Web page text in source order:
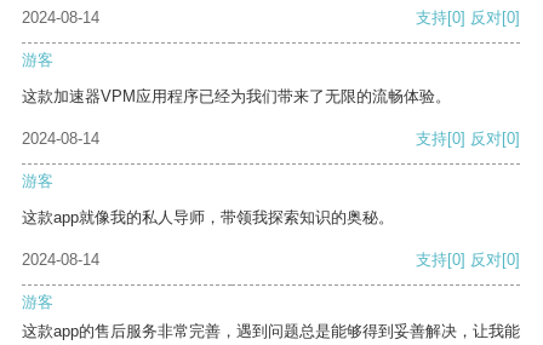
2024-08-14
支持[0] 反对[0]
游客
这款加速器VPM应用程序已经为我们带来了无限的流畅体验。
2024-08-14 支持[0] 反对[0]
游客
这款app就像我的私人导师，带领我探索知识的奥秘。
2024-08-14 支持[0] 反对[0]
游客
这款app的售后服务非常完善，遇到问题总是能够得到妥善解决，让我能